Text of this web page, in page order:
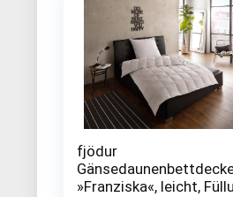
fjödur
»Franziska«, leicht,